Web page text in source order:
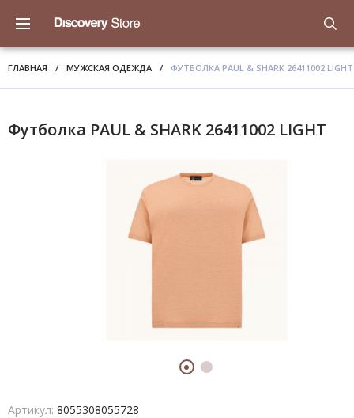
ГЛАВНАЯ / МУЖСКАЯ ОДЕЖДА / ФУТБОЛКА PAUL & SHARK 26411002 LIGHT
Футболка PAUL & SHARK 26411002 LIGHT
Артикул: 8055308055728